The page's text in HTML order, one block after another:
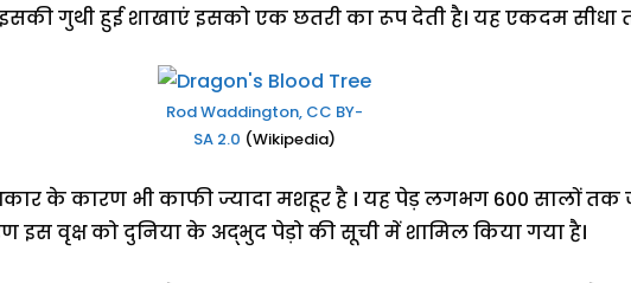
गुथी हुई शाखाएं इसको एक छतरी का रूप देती है। यह एकदम सीधा
Rod Waddington, CC BY-
SA 2.0 (Wikipedia)
के कारण भी काफी ज्यादा मशहूर है । यह पेड़ लगभग 600 सालों तक
इस वृक्ष को दुनिया के अद्भुद पेड़ो की सूची में शामिल किया गया है।